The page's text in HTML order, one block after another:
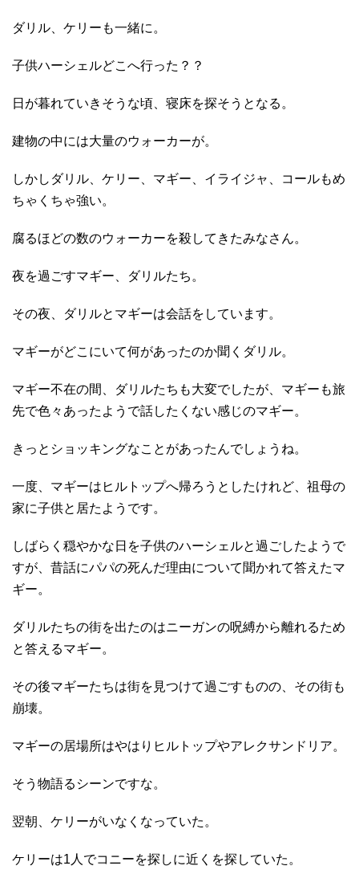
ダリル、ケリーも一緒に。
子供ハーシェルどこへ行った？？
日が暮れていきそうな頃、寝床を探そうとなる。
建物の中には大量のウォーカーが。
しかしダリル、ケリー、マギー、イライジャ、コールもめ
ちゃくちゃ強い。
腐るほどの数のウォーカーを殺してきたみなさん。
夜を過ごすマギー、ダリルたち。
その夜、ダリルとマギーは会話をしています。
マギーがどこにいて何があったのか聞くダリル。
マギー不在の間、ダリルたちも大変でしたが、マギーも旅
先で色々あったようで話したくない感じのマギー。
きっとショッキングなことがあったんでしょうね。
一度、マギーはヒルトップへ帰ろうとしたけれど、祖母の
家に子供と居たようです。
しばらく穏やかな日を子供のハーシェルと過ごしたようで
すが、昔話にパパの死んだ理由について聞かれて答えたマ
ギー。
ダリルたちの街を出たのはニーガンの呪縛から離れるため
と答えるマギー。
その後マギーたちは街を見つけて過ごすものの、その街も
崩壊。
マギーの居場所はやはりヒルトップやアレクサンドリア。
そう物語るシーンですな。
翌朝、ケリーがいなくなっていた。
ケリーは1人でコニーを探しに近くを探していた。